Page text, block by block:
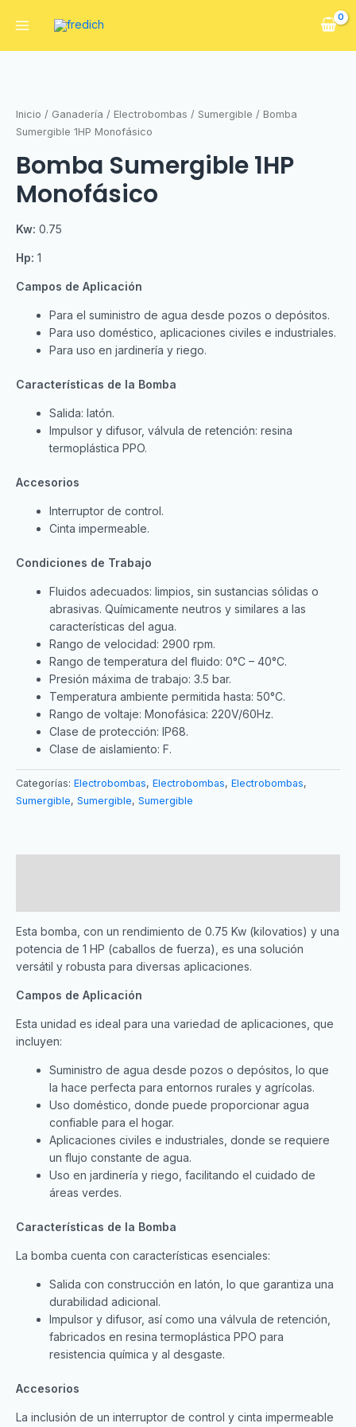
Inicio / Ganadería / Electrobombas / Sumergible / Bomba
Sumergible 1HP Monofásico
Bomba Sumergible 1HP
Monofásico
Kw: 0.75
Hp: 1
Campos de Aplicación
Para el suministro de agua desde pozos o depósitos.
Para uso doméstico, aplicaciones civiles e industriales.
Para uso en jardinería y riego.
Características de la Bomba
Salida: latón.
Impulsor y difusor, válvula de retención: resina
termoplástica PPO.
Accesorios
Interruptor de control.
Cinta impermeable.
Condiciones de Trabajo
Fluidos adecuados: limpios, sin sustancias sólidas o
abrasivas. Químicamente neutros y similares a las
características del agua.
Rango de velocidad: 2900 rpm.
Rango de temperatura del fluido: 0°C – 40°C.
Presión máxima de trabajo: 3.5 bar.
Temperatura ambiente permitida hasta: 50°C.
Rango de voltaje: Monofásica: 220V/60Hz.
Clase de protección: IP68.
Clase de aislamiento: F.
Categorías: Electrobombas, Electrobombas, Electrobombas,
Sumergible, Sumergible, Sumergible
Esta bomba, con un rendimiento de 0.75 Kw (kilovatios) y una
potencia de 1 HP (caballos de fuerza), es una solución
versátil y robusta para diversas aplicaciones.
Campos de Aplicación
Esta unidad es ideal para una variedad de aplicaciones, que
incluyen:
Suministro de agua desde pozos o depósitos, lo que
la hace perfecta para entornos rurales y agrícolas.
Uso doméstico, donde puede proporcionar agua
confiable para el hogar.
Aplicaciones civiles e industriales, donde se requiere
un flujo constante de agua.
Uso en jardinería y riego, facilitando el cuidado de
áreas verdes.
Características de la Bomba
La bomba cuenta con características esenciales:
Salida con construcción en latón, lo que garantiza una
durabilidad adicional.
Impulsor y difusor, así como una válvula de retención,
fabricados en resina termoplástica PPO para
resistencia química y al desgaste.
Accesorios
La inclusión de un interruptor de control y cinta impermeable